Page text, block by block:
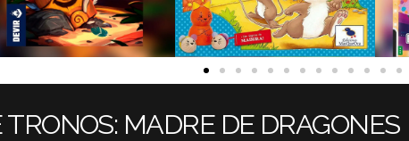
TRONOS: MADRE DE DRAGONES